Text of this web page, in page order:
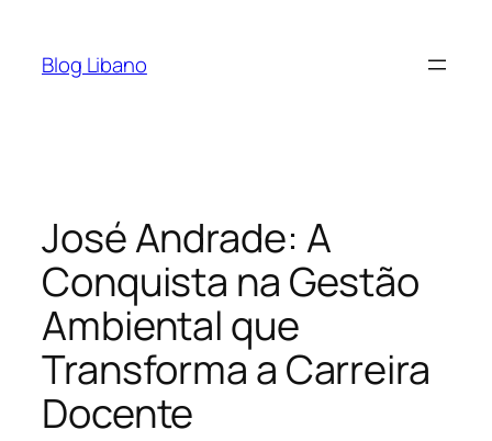
Blog Libano
José Andrade: A
Conquista na Gestão
Ambiental que
Transforma a Carreira
Docente